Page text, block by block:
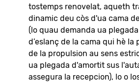
tostemps renovelat, aqueth
dinamic deu còs d'ua cama
(lo quau demanda ua
d’eslanç de la cama qui hè la
de la propulsion au sens
ua plegada d'amortit sus
assegura la recepcion), lo o